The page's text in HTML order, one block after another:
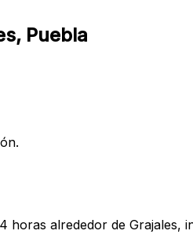
Puebla
horas alrededor de Grajales,